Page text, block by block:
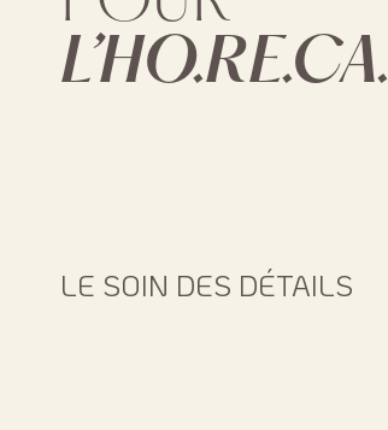
L’HO.RE.CA.
LE SOIN DES DÉTAILS